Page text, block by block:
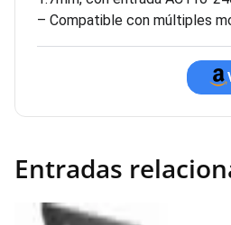
– Compatible con múltiples
Entradas